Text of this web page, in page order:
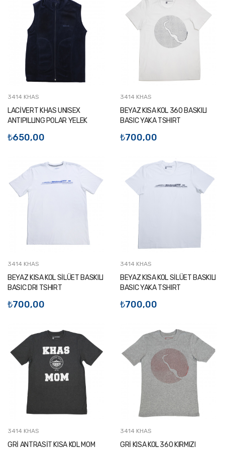
3414 KHAS
LACİVERT KHAS UNISEX
ANTIPILLING POLAR YELEK
₺650,00
3414 KHAS
BEYAZ KISA KOL 360 BASKILI
BASIC YAKA TSHIRT
₺700,00
3414 KHAS
BEYAZ KISA KOL SİLÜET BASKILI
BASIC DRI TSHIRT
₺700,00
3414 KHAS
BEYAZ KISA KOL SİLÜET BASKILI
BASIC YAKA TSHIRT
₺700,00
3414 KHAS
GRİ ANTRASİT KISA KOL MOM
3414 KHAS
GRİ KISA KOL 360 KIRMIZI